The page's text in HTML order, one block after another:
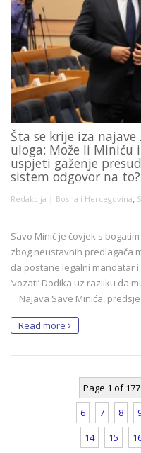
Šta se krije iza najave
uloga: Može li Miniću
uspjeti gaženje
sistem odgovor na to?
Redakcija | Bosna i Hercegovina,
Savo Minić je čovjek s
zbog neustavnih predlagača
da postane legalni mandatar
‘vozati’ Dodika uz razliku da
Najava Save Minića,
Read more
Page 1 of 177
6
7 8
14
15